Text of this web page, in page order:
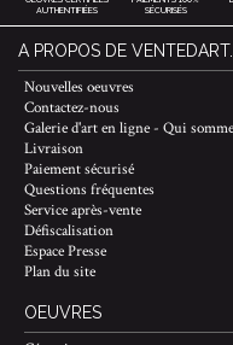
AUTHENTIFIÉES
SÉCURISÉS
A PROPOS DE
Nouvelles oeuvres
Contactez-nous
Galerie d'art en ligne - Qui
Livraison
Paiement sécurisé
Questions fréquentes
Service après-vente
Défiscalisation
Espace Presse
Plan du site
OEUVRES